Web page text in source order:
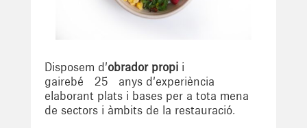
Disposem d’obrador propii
gairebé 25anys d’experiència
elaborant plats i bases per a tota mena
de sectors i àmbits de la restauració.